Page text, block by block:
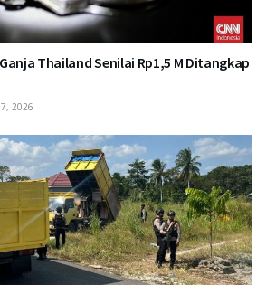
Thailand Senilai Rp1,5 M Ditangkap
2026